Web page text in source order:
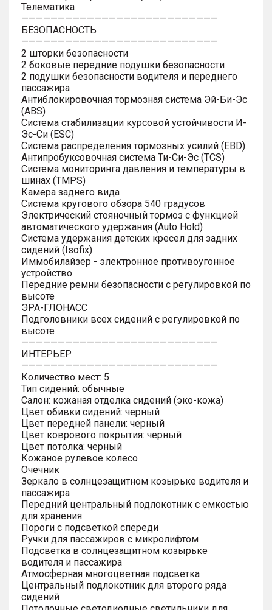
Телематика
———————————————————————————
БЕЗОПАСНОСТЬ
———————————————————————————
2 шторки безопасности
2 боковые передние подушки безопасности
2 подушки безопасности водителя и переднего
пассажира
Антиблокировочная тормозная система Эй-Би-Эс
(ABS)
Система стабилизации курсовой устойчивости И-
Эс-Си (ESC)
Система распределения тормозных усилий (EBD)
Антипробуксовочная система Ти-Си-Эс (TCS)
Система мониторинга давления и температуры в
шинах (TMPS)
Камера заднего вида
Система кругового обзора 540 градусов
Электрический стояночный тормоз с функцией
автоматического удержания (Auto Hold)
Система удержания детских кресел для задних
сидений (Isofix)
Иммобилайзер - электронное противоугонное
устройство
Передние ремни безопасности с регулировкой по
высоте
ЭРА-ГЛОНАСС
Подголовники всех сидений с регулировкой по
высоте
———————————————————————————
ИНТЕРЬЕР
———————————————————————————
Количество мест: 5
Тип сидений: обычные
Салон: кожаная отделка сидений (эко-кожа)
Цвет обивки сидений: черный
Цвет передней панели: черный
Цвет коврового покрытия: черный
Цвет потолка: черный
Кожаное рулевое колесо
Очечник
Зеркало в солнцезащитном козырьке водителя и
пассажира
Передний центральный подлокотник с емкостью
для хранения
Пороги с подсветкой спереди
Ручки для пассажиров с микролифтом
Подсветка в солнцезащитном козырьке
водителя и пассажира
Атмосферная многоцветная подсветка
Центральный подлокотник для второго ряда
сидений